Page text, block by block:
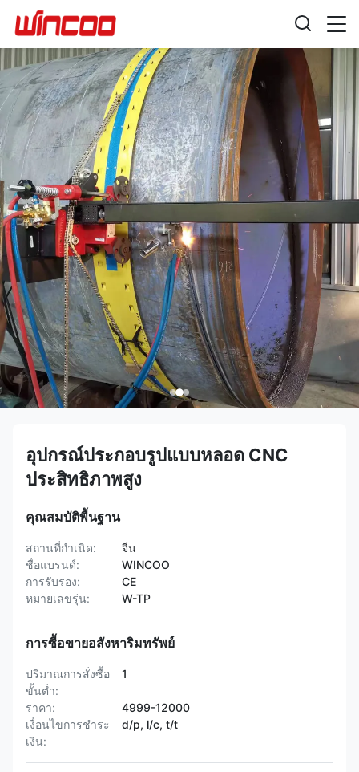
อุปกรณ์ประกอบรูปแบบหลอด CNC
ประสิทธิภาพสูง
คุณสมบัติพื้นฐาน
สถานที่กำเนิด:
จีน
ชื่อแบรนด์:
WINCOO
การรับรอง:
CE
หมายเลขรุ่น:
W-TP
การซื้อขายอสังหาริมทรัพย์
ปริมาณการสั่งซื้อ
ขั้นต่ำ:
1
ราคา:
4999-12000
เงื่อนไขการชำระ
เงิน:
d/p, l/c, t/t